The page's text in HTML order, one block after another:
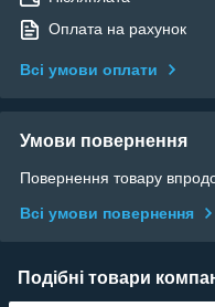
Оплата на рахунок
Всі умови оплати
Умови повернення
Повернення товару
Всі умови повернення
Подібні товари